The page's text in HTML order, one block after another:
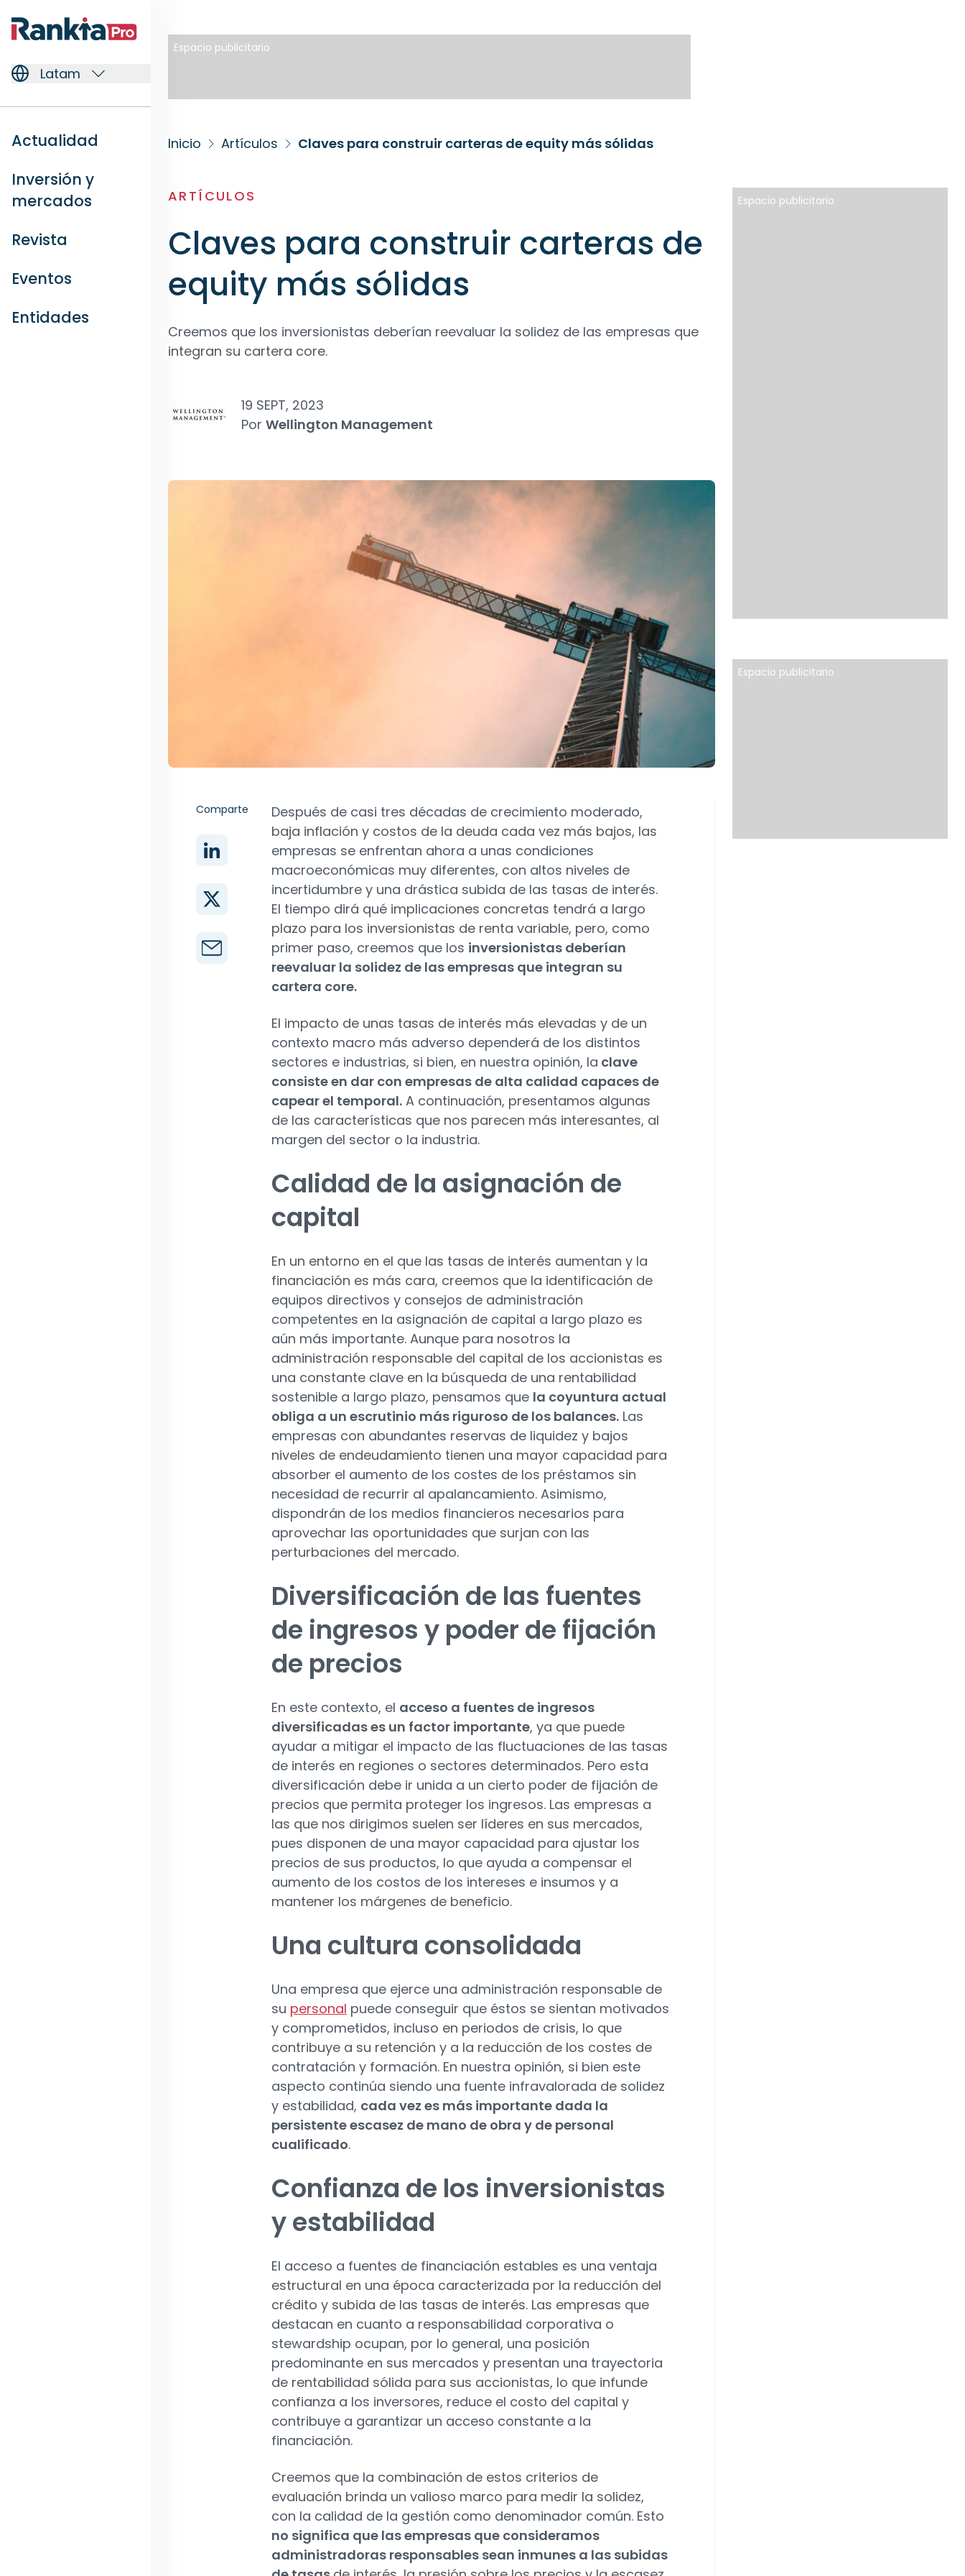
Latam
Actualidad
Inversión y
mercados
Revista
Eventos
Entidades
Espacio publicitario
Inicio Artículos Claves para construir carteras de equity más sólidas
ARTÍCULOS
Claves para construir carteras de
equity más sólidas
Creemos que los inversionistas deberían reevaluar la solidez de las empresas que
integran su cartera core.
19 SEPT, 2023
Por Wellington Management
Comparte
Después de casi tres décadas de crecimiento moderado,
baja inflación y costos de la deuda cada vez más bajos, las
empresas se enfrentan ahora a unas condiciones
macroeconómicas muy diferentes, con altos niveles de
incertidumbre y una drástica subida de las tasas de interés.
El tiempo dirá qué implicaciones concretas tendrá a largo
plazo para los inversionistas de renta variable, pero, como
primer paso, creemos que los inversionistas deberían
reevaluar la solidez de las empresas que integran su
cartera core.
El impacto de unas tasas de interés más elevadas y de un
contexto macro más adverso dependerá de los distintos
sectores e industrias, si bien, en nuestra opinión, la clave
consiste en dar con empresas de alta calidad capaces de
capear el temporal. A continuación, presentamos algunas
de las características que nos parecen más interesantes, al
margen del sector o la industria.
Calidad de la asignación de
capital
En un entorno en el que las tasas de interés aumentan y la
financiación es más cara, creemos que la identificación de
equipos directivos y consejos de administración
competentes en la asignación de capital a largo plazo es
aún más importante. Aunque para nosotros la
administración responsable del capital de los accionistas es
una constante clave en la búsqueda de una rentabilidad
sostenible a largo plazo, pensamos que la coyuntura actual
obliga a un escrutinio más riguroso de los balances. Las
empresas con abundantes reservas de liquidez y bajos
niveles de endeudamiento tienen una mayor capacidad para
absorber el aumento de los costes de los préstamos sin
necesidad de recurrir al apalancamiento. Asimismo,
dispondrán de los medios financieros necesarios para
aprovechar las oportunidades que surjan con las
perturbaciones del mercado.
Diversificación de las fuentes
de ingresos y poder de fijación
de precios
En este contexto, el acceso a fuentes de ingresos
diversificadas es un factor importante, ya que puede
ayudar a mitigar el impacto de las fluctuaciones de las tasas
de interés en regiones o sectores determinados. Pero esta
diversificación debe ir unida a un cierto poder de fijación de
precios que permita proteger los ingresos. Las empresas a
las que nos dirigimos suelen ser líderes en sus mercados,
pues disponen de una mayor capacidad para ajustar los
precios de sus productos, lo que ayuda a compensar el
aumento de los costos de los intereses e insumos y a
mantener los márgenes de beneficio.
Una cultura consolidada
Una empresa que ejerce una administración responsable de
su personal puede conseguir que éstos se sientan motivados
y comprometidos, incluso en periodos de crisis, lo que
contribuye a su retención y a la reducción de los costes de
contratación y formación. En nuestra opinión, si bien este
aspecto continúa siendo una fuente infravalorada de solidez
y estabilidad, cada vez es más importante dada la
persistente escasez de mano de obra y de personal
cualificado.
Confianza de los inversionistas
y estabilidad
El acceso a fuentes de financiación estables es una ventaja
estructural en una época caracterizada por la reducción del
crédito y subida de las tasas de interés. Las empresas que
destacan en cuanto a responsabilidad corporativa o
stewardship ocupan, por lo general, una posición
predominante en sus mercados y presentan una trayectoria
de rentabilidad sólida para sus accionistas, lo que infunde
confianza a los inversores, reduce el costo del capital y
contribuye a garantizar un acceso constante a la
financiación.
Creemos que la combinación de estos criterios de
evaluación brinda un valioso marco para medir la solidez,
con la calidad de la gestión como denominador común. Esto
no significa que las empresas que consideramos
administradoras responsables sean inmunes a las subidas
Espacio publicitario
Espacio publicitario